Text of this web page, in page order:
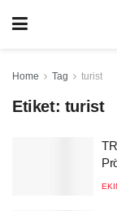
Home Tag turist
Etiket: turist